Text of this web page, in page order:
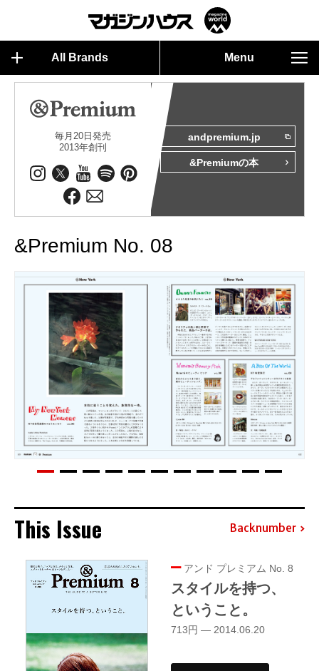
All Brands Menu
毎月20日発売
2013年創刊
andpremium.jp
&Premiumの本
&Premium No. 08
This Issue Backnumber
アンド プレミアム No. 8
スタイルを持つ、
ということ。
713円 — 2014.06.20